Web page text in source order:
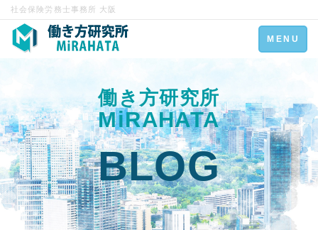
社会保険労務士事務所 大阪
Toggle
navigation
MENU
働き方研究所
MiRAHATA
BLOG